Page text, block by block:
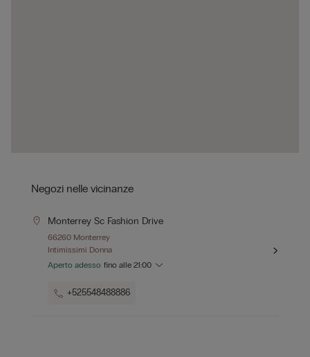
Negozi nelle vicinanze
Monterrey Sc Fashion Drive
66260 Monterrey
Intimissimi Donna
Aperto adesso fino alle 21:00
+525548488886